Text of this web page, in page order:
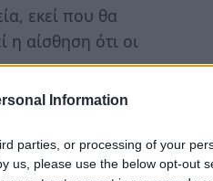
Information
parties, or processing of your
us, please use the below opt-out
εκεί που θα
η αίσθηση ότι οι
την
του νόμου